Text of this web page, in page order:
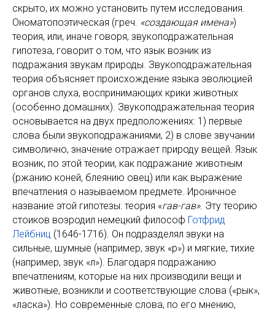
скрыто, их можно установить путем исследования.
Ономатопоэтическая (греч. «создающая имена»)
теория, или, иначе говоря, звукоподражательная
гипотеза, говорит о том, что язык возник из
подражания звукам природы. Звукоподражательная
теория объясняет происхождение языка эволюцией
органов слуха, воспринимающих крики животных
(особенно домашних). Звукоподражательная теория
основывается на двух предположениях: 1) первые
слова были звукоподражаниями, 2) в слове звучании
символично, значение отражает природу вещей. Язык
возник, по этой теории, как подражание животным
(ржанию коней, блеянию овец) или как выражение
впечатления о называемом предмете. Ироничное
название этой гипотезы: теория «гав-гав». Эту теорию
стоиков возродил немецкий философ Готфрид
Лейбниц (1646-1716). Он подразделял звуки на
сильные, шумные (например, звук «р») и мягкие, тихие
(например, звук «л»). Благодаря подражанию
впечатлениям, которые на них производили вещи и
животные, возникли и соответствующие слова («рык»,
«ласка»). Но современные слова, по его мнению,